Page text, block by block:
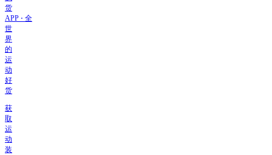
货
APP ⋅ 全
世
界
的
运
动
好
货
获
取
运
动
装